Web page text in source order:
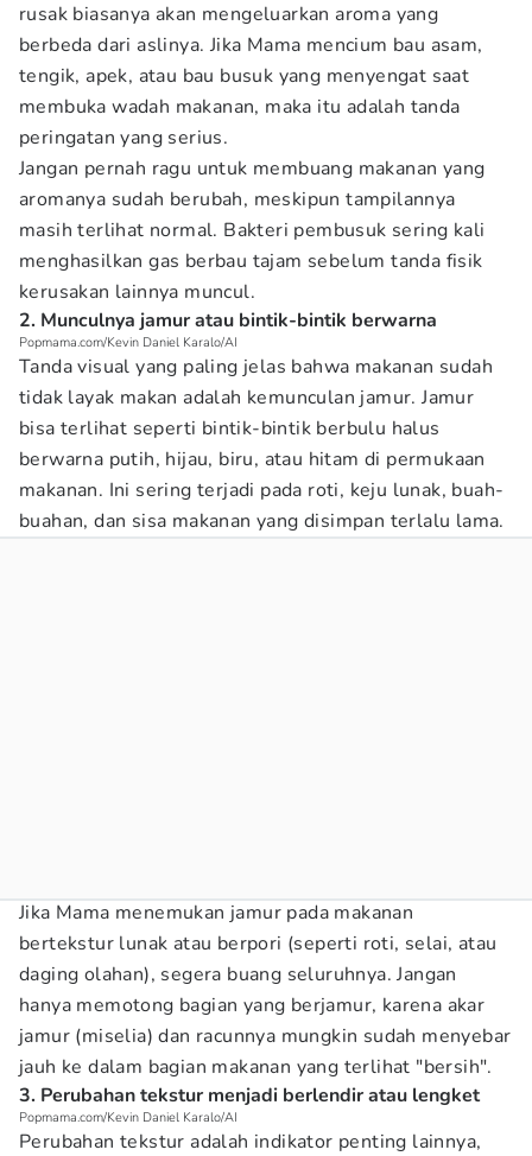
rusak biasanya akan mengeluarkan aroma yang
berbeda dari aslinya. Jika Mama mencium bau asam,
tengik, apek, atau bau busuk yang menyengat saat
membuka wadah makanan, maka itu adalah tanda
peringatan yang serius.
Jangan pernah ragu untuk membuang makanan yang
aromanya sudah berubah, meskipun tampilannya
masih terlihat normal. Bakteri pembusuk sering kali
menghasilkan gas berbau tajam sebelum tanda fisik
kerusakan lainnya muncul.
2. Munculnya jamur atau bintik-bintik berwarna
Popmama.com/Kevin Daniel Karalo/AI
Tanda visual yang paling jelas bahwa makanan sudah
tidak layak makan adalah kemunculan jamur. Jamur
bisa terlihat seperti bintik-bintik berbulu halus
berwarna putih, hijau, biru, atau hitam di permukaan
makanan. Ini sering terjadi pada roti, keju lunak, buah-
buahan, dan sisa makanan yang disimpan terlalu lama.
Jika Mama menemukan jamur pada makanan
bertekstur lunak atau berpori (seperti roti, selai, atau
daging olahan), segera buang seluruhnya. Jangan
hanya memotong bagian yang berjamur, karena akar
jamur (miselia) dan racunnya mungkin sudah menyebar
jauh ke dalam bagian makanan yang terlihat "bersih".
3. Perubahan tekstur menjadi berlendir atau lengket
Popmama.com/Kevin Daniel Karalo/AI
Perubahan tekstur adalah indikator penting lainnya,